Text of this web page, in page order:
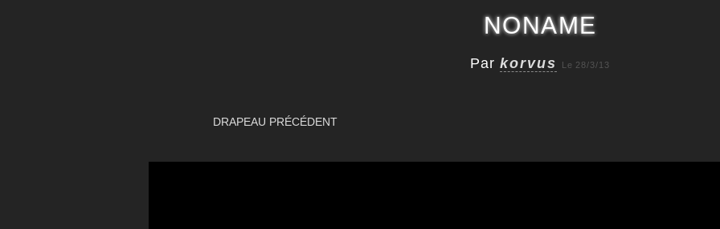
NONAME
Par korvus Le 28/3/13
DRAPEAU PRÉCÉDENT